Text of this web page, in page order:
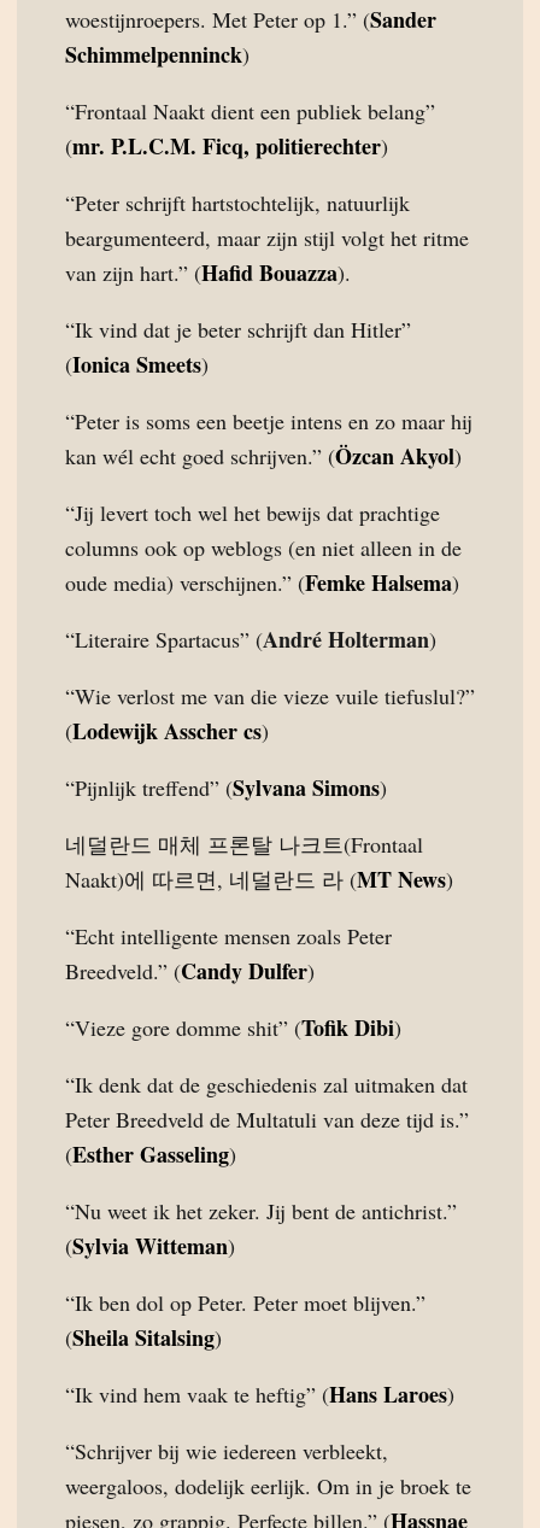
woestijnroepers. Met Peter op 1.” (Sander
Schimmelpenninck)
“Frontaal Naakt dient een publiek belang”
(mr. P.L.C.M. Ficq, politierechter)
“Peter schrijft hartstochtelijk, natuurlijk
beargumenteerd, maar zijn stijl volgt het ritme
van zijn hart.” (Hafid Bouazza).
“Ik vind dat je beter schrijft dan Hitler”
(Ionica Smeets)
“Peter is soms een beetje intens en zo maar hij
kan wél echt goed schrijven.” (Özcan Akyol)
“Jij levert toch wel het bewijs dat prachtige
columns ook op weblogs (en niet alleen in de
oude media) verschijnen.” (Femke Halsema)
“Literaire Spartacus” (André Holterman)
“Wie verlost me van die vieze vuile tiefuslul?”
(Lodewijk Asscher cs)
“Pijnlijk treffend” (Sylvana Simons)
네덜란드 매체 프론탈 나크트(Frontaal
Naakt)에 따르면, 네덜란드 라 (MT News)
“Echt intelligente mensen zoals Peter
Breedveld.” (Candy Dulfer)
“Vieze gore domme shit” (Tofik Dibi)
“Ik denk dat de geschiedenis zal uitmaken dat
Peter Breedveld de Multatuli van deze tijd is.”
(Esther Gasseling)
“Nu weet ik het zeker. Jij bent de antichrist.”
(Sylvia Witteman)
“Ik ben dol op Peter. Peter moet blijven.”
(Sheila Sitalsing)
“Ik vind hem vaak te heftig” (Hans Laroes)
“Schrijver bij wie iedereen verbleekt,
weergaloos, dodelijk eerlijk. Om in je broek te
piesen, zo grappig. Perfecte billen.” (Hassnae